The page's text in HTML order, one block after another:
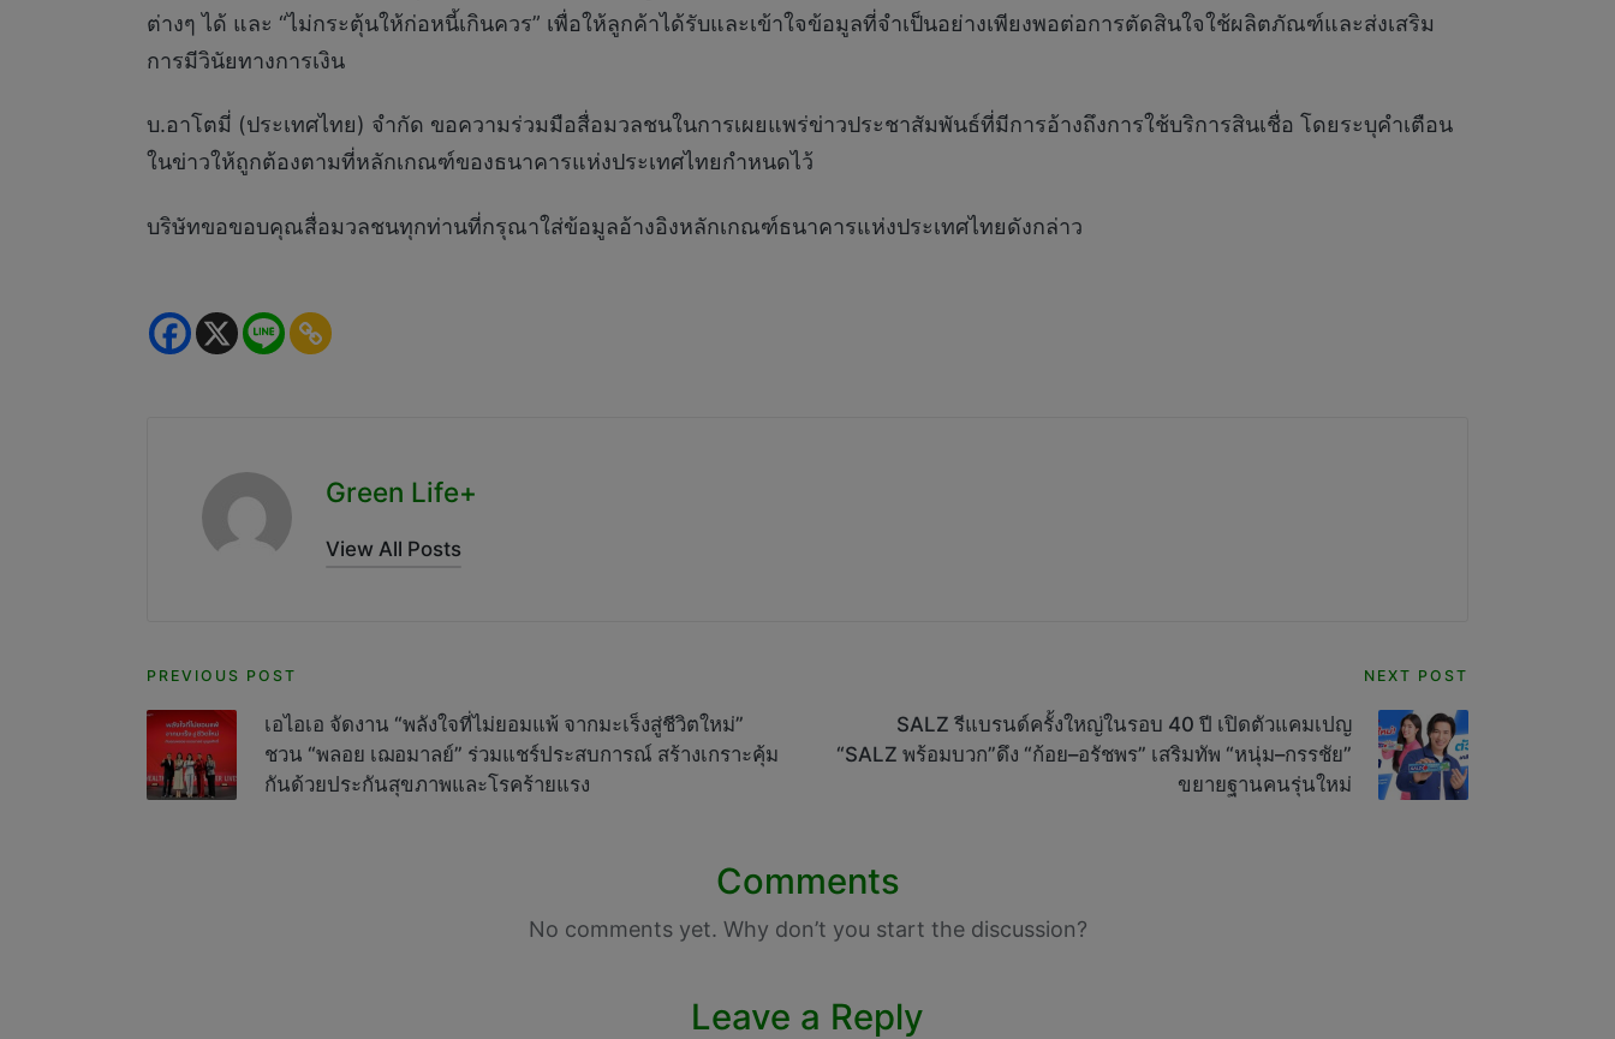
ต่างๆ ได้ และ “ไม่กระตุ้นให้ก่อหนี้เกินควร” เพื่อให้ลูกค้าได้รับและเข้าใจข้อมูลที่จำเป็นอย่างเพียงพอต่อการตัดสินใจใช้ผลิตภัณฑ์และส่งเสริม
การมีวินัยทางการเงิน
บ.อาโตมี่ (ประเทศไทย) จำกัด ขอความร่วมมือสื่อมวลชนในการเผยแพร่ข่าวประชาสัมพันธ์ที่มีการอ้างถึงการใช้บริการสินเชื่อ โดยระบุคำเตือน
ในข่าวให้ถูกต้องตามที่หลักเกณฑ์ของธนาคารแห่งประเทศไทยกำหนดไว้
บริษัทขอขอบคุณสื่อมวลชนทุกท่านที่กรุณาใส่ข้อมูลอ้างอิงหลักเกณฑ์ธนาคารแห่งประเทศไทยดังกล่าว
Green Life+
View All Posts
Post
navigation
PREVIOUS POST
เอไอเอ จัดงาน “พลังใจที่ไม่ยอมแพ้ จากมะเร็งสู่ชีวิตใหม่”
ชวน “พลอย เฌอมาลย์” ร่วมแชร์ประสบการณ์ สร้างเกราะคุ้ม
กันด้วยประกันสุขภาพและโรคร้ายแรง
NEXT POST
SALZ รีแบรนด์ครั้งใหญ่ในรอบ 40 ปี เปิดตัวแคมเปญ
“SALZ พร้อมบวก”ดึง “ก้อย–อรัชพร” เสริมทัพ “หนุ่ม–กรรชัย”
ขยายฐานคนรุ่นใหม่
Comments
No comments yet. Why don’t you start the discussion?
Leave a Reply